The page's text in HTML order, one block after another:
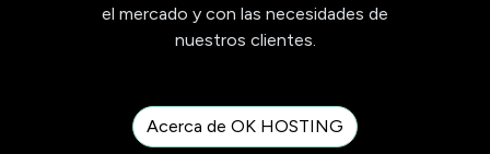
el mercado y con las necesidades de
nuestros clientes.
Acerca de OK HOSTING